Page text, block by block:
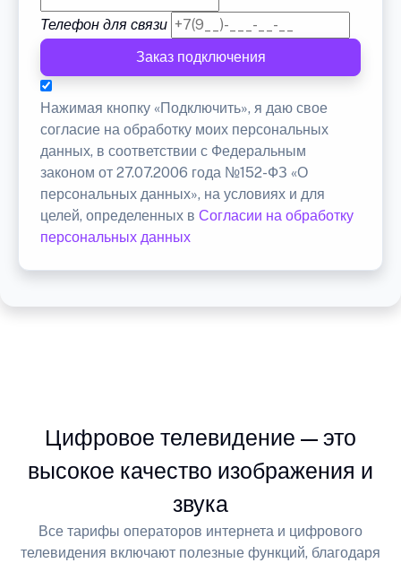
Телефон для связи
Заказ подключения
Нажимая кнопку «Подключить», я даю свое
согласие на обработку моих персональных
данных, в соответствии с Федеральным
законом от 27.07.2006 года №152-ФЗ «О
персональных данных», на условиях и для
целей, определенных в Согласии на обработку
персональных данных
Цифровое телевидение — это
высокое качество изображения и
звука
Все тарифы операторов интернета и цифрового
телевидения включают полезные функций, благодаря